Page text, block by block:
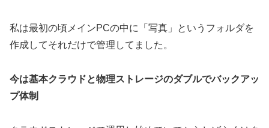
私は最初の頃メインPCの中に「写真」というフォルダを
作成してそれだけで管理してました。
今は基本クラウドと物理ストレージのダブルでバックアッ
プ体制